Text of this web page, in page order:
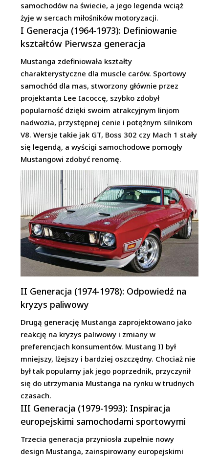
samochodów na świecie, a jego legenda wciąż
żyje w sercach miłośników motoryzacji.
I Generacja (1964-1973): Definiowanie
kształtów Pierwsza generacja
Mustanga zdefiniowała kształty
charakterystyczne dla muscle carów. Sportowy
samochód dla mas, stworzony głównie przez
projektanta Lee Iacoccę, szybko zdobył
popularność dzięki swoim atrakcyjnym linjom
nadwozia, przystępnej cenie i potężnym silnikom
V8. Wersje takie jak GT, Boss 302 czy Mach 1 stały
się legendą, a wyścigi samochodowe pomogły
Mustangowi zdobyć renomę.
II Generacja (1974-1978): Odpowiedź na
kryzys paliwowy
Drugą generację Mustanga zaprojektowano jako
reakcję na kryzys paliwowy i zmiany w
preferencjach konsumentów. Mustang II był
mniejszy, lżejszy i bardziej oszczędny. Chociaż nie
był tak popularny jak jego poprzednik, przyczynił
się do utrzymania Mustanga na rynku w trudnych
czasach.
III Generacja (1979-1993): Inspiracja
europejskimi samochodami sportowymi
Trzecia generacja przyniosła zupełnie nowy
design Mustanga, zainspirowany europejskimi